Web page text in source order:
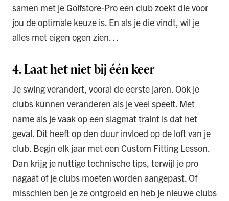
samen met je Golfstore-Pro een club zoekt die voor
jou de optimale keuze is. En als je die vindt, wil je
alles met eigen ogen zien…
4. Laat het niet bij één keer
Je swing verandert, vooral de eerste jaren. Ook je
clubs kunnen veranderen als je veel speelt. Met
name als je vaak op een slagmat traint is dat het
geval. Dit heeft op den duur invloed op de loft van je
club. Begin elk jaar met een Custom Fitting Lesson.
Dan krijg je nuttige technische tips, terwijl je pro
nagaat of je clubs moeten worden aangepast. Of
misschien ben je ze ontgroeid en heb je nieuwe clubs